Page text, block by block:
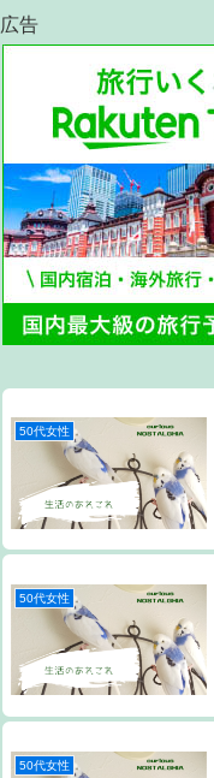
広告
50代女性
50代女性
50代女性